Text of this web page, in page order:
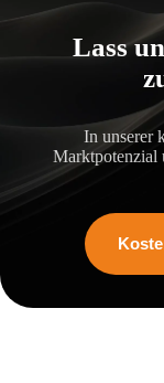
Lass
In unserer
Marktpotenzial